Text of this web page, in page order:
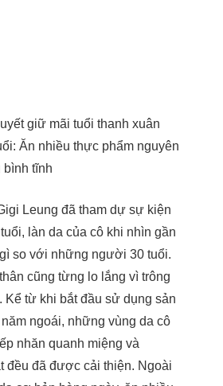
giữ mãi tuổi thanh xuân
Ăn nhiều thực phẩm nguyên
bình tĩnh
Leung đã tham dự sự kiện
làn da của cô khi nhìn gần
so với những người 30 tuổi.
cũng từng lo lắng vì trông
từ khi bắt đầu sử dụng sản
ngoái, những vùng da cô
nhăn quanh miệng và
đều đã được cải thiện. Ngoài